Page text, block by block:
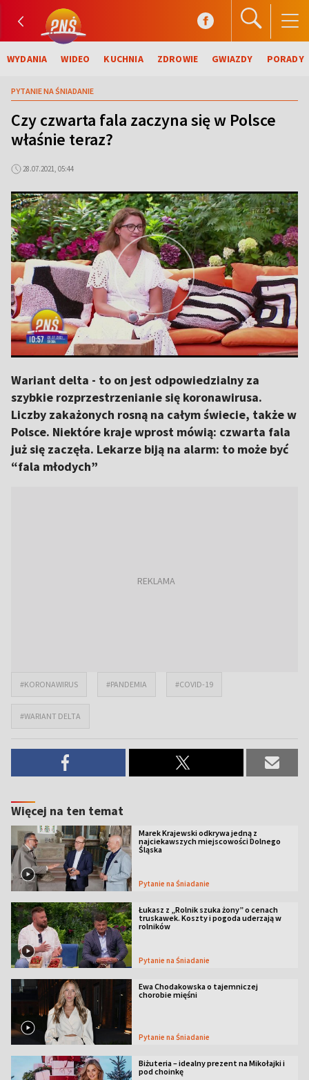
WYDANIA WIDEO KUCHNIA ZDROWIE GWIAZDY PORADY
PYTANIE NA ŚNIADANIE
Czy czwarta fala zaczyna się w Polsce
właśnie teraz?
28.07.2021, 05:44
Wariant delta - to on jest odpowiedzialny za
szybkie rozprzestrzenianie się koronawirusa.
Liczby zakażonych rosną na całym świecie, także w
Polsce. Niektóre kraje wprost mówią: czwarta fala
już się zaczęła. Lekarze biją na alarm: to może być
“fala młodych”
#KORONAWIRUS #PANDEMIA #COVID-19
#WARIANT DELTA
Więcej na ten temat
Marek Krajewski odkrywa jedną z
najciekawszych miejscowości Dolnego
Śląska
Pytanie na Śniadanie
Łukasz z „Rolnik szuka żony” o cenach
truskawek. Koszty i pogoda uderzają w
rolników
Pytanie na Śniadanie
Ewa Chodakowska o tajemniczej
chorobie mięśni
Pytanie na Śniadanie
Biżuteria – idealny prezent na Mikołajki i
pod choinkę